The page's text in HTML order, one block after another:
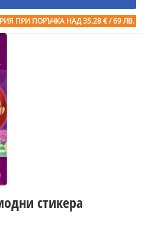
ПРИ ПОРЪЧКА НАД 35.28 € / 69 ЛВ.
стикера